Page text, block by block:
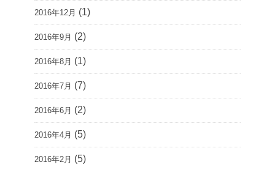
2016年12月 (1)
2016年9月 (2)
2016年8月 (1)
2016年7月 (7)
2016年6月 (2)
2016年4月 (5)
2016年2月 (5)